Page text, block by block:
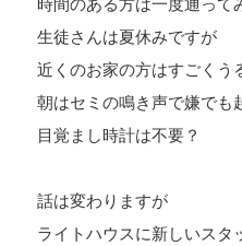
生徒さんは夏休みですが
近くのお家の方はすごくう
朝はセミの鳴き声で嫌でも
目覚まし時計は不要？
話は変わりますが
ライトハウスに新しいスタ